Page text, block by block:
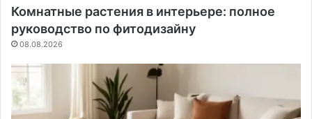
Комнатные растения в интерьере: полное
руководство по фитодизайну
08.08.2026